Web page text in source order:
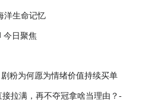
洋生命记忆
今日聚焦
粉为何愿为情绪价值持续买单
拉满，再不夺冠拿啥当理由？-